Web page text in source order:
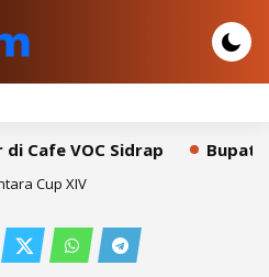
Cafe VOC Sidrap Bupati
Cup XIV